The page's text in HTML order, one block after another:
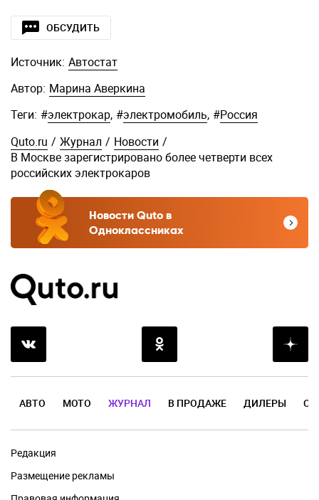
ОБСУДИТЬ
Источник: Автостат
Автор: Марина Аверкина
Теги: #электрокар, #электромобиль, #Россия
Quto.ru / Журнал / Новости /
В Москве зарегистрировано более четверти всех
российских электрокаров
Новости Quto в
Одноклассниках
АВТО МОТО ЖУРНАЛ В ПРОДАЖЕ ДИЛЕРЫ
Редакция
Размещение рекламы